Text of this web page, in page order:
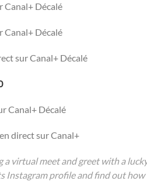
Canal+ Décalé
Canal+ Décalé
sur Canal+ Décalé
Canal+ Décalé
direct sur Canal+
a virtual meet and greet with a
Instagram profile and find out